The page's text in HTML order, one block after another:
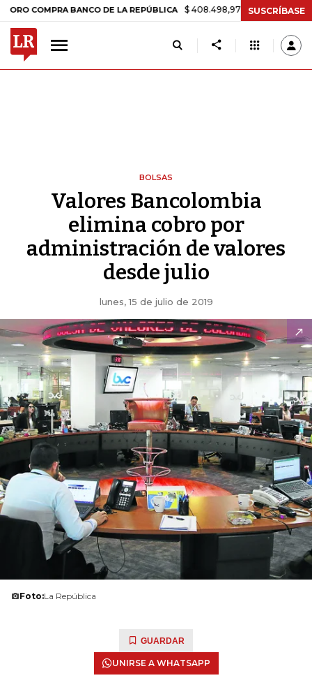
BANCO DE LA REPÚBLICA $ 408.498,97 +$ 8.753,81 +2,19%
SUSCRÍBASE
BOLSAS
Valores Bancolombia
elimina cobro por
administración de valores
desde julio
lunes, 15 de julio de 2019
Foto:La República
GUARDAR
UNIRSE A WHATSAPP